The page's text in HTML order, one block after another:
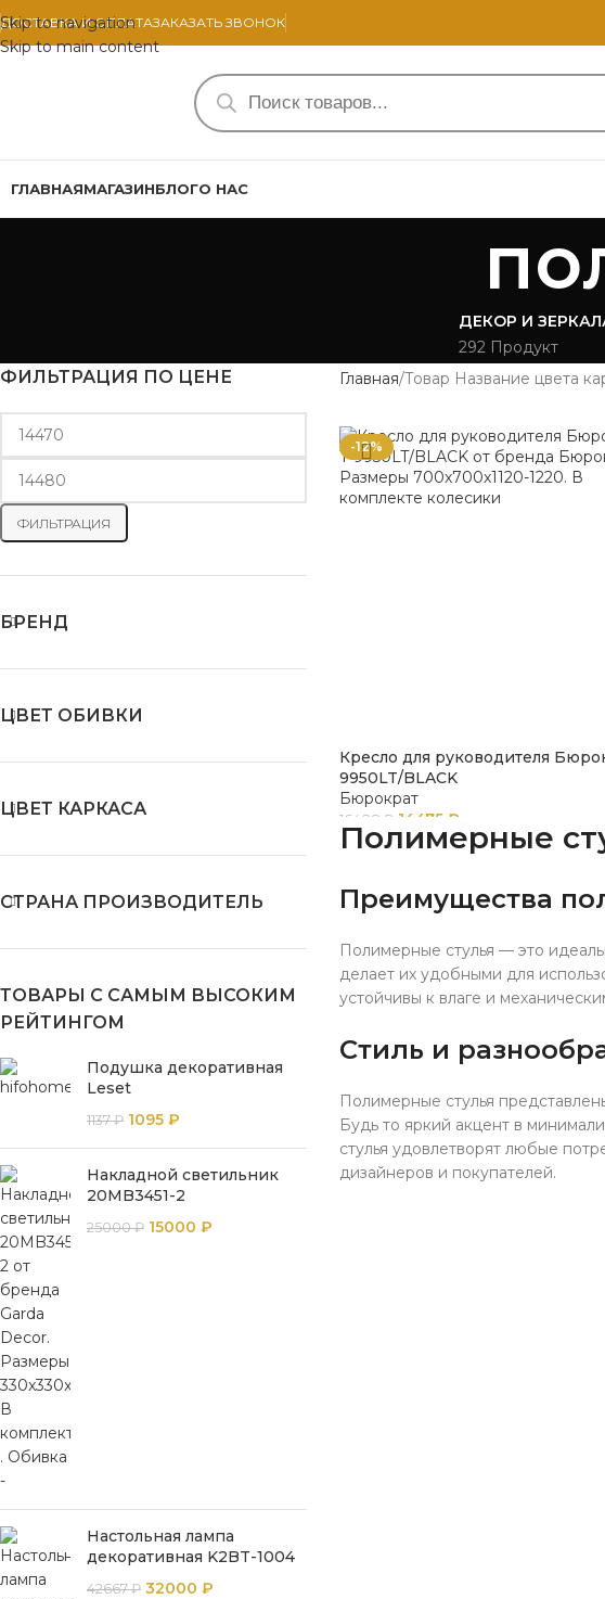
Skip to navigation
Skip to main content
ДОСТАВКА И ОПЛАТАЗАКАЗАТЬ ЗВОНОК
ГЛАВНАЯМАГАЗИНБЛОГО НАС
ДЕКОР И
292 Продукт
ФИЛЬТРАЦИЯ ПО ЦЕНЕ
ФИЛЬТРАЦИЯ
БРЕНД
ЦВЕТ ОБИВКИ
ЦВЕТ КАРКАСА
СТРАНА ПРОИЗВОДИТЕЛЬ
ТОВАРЫ С САМЫМ ВЫСОКИМ
РЕЙТИНГОМ
Подушка декоративная
Leset
1137₽ 1095 ₽
Накладной светильник
20MB3451-2
25000₽ 15000 ₽
Настольная лампа
декоративная K2BT-1004
42667₽ 32000 ₽
Главная Товар Название цвета
-12%
Кресло для руководителя
9950LT/BLACK
Бюрократ
16488 ₽ 14475 ₽
Полимерные
Преимущества
Полимерные стулья — это
делает их удобными для
устойчивы к влаге и
Стиль и
Полимерные стулья
Будь то яркий акцент в
стулья удовлетворят любые
дизайнеров и покупателей.